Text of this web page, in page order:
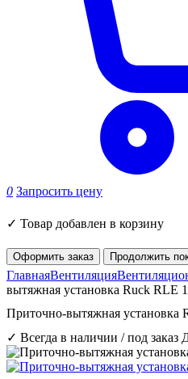
0 Запросить цену
✓ Товар добавлен в корзину
Оформить заказ Продолжить
ГлавнаяВентиляция
вытяжная установка Ruck RLE
Приточно-вытяжная установка
✓ Всегда в наличии / под заказ